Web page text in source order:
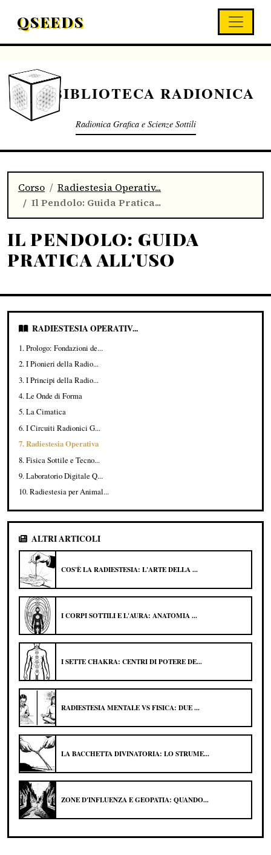
QSEEDS
BIBLIOTECA RADIONICA
Radionica Grafica e Scienze Sottili
Corso
Radiestesia Operativ...
Il Pendolo: Guida Pratica...
IL PENDOLO: GUIDA
PRATICA ALL'USO
RADIESTESIA OPERATIV...
1. Prologo: Fondazioni de...
2. I Pionieri della Radio...
3. I Principi della Radio...
4. Le Onde di Forma
5. La Cimatica
6. I Circuiti Radionici G...
7. Radiestesia Operativa
8. Fisica Sottile e Tecno...
9. Laboratorio Digitale Q...
10. Radiestesia per Animal...
ALTRI ARTICOLI
COS'È LA RADIESTESIA: L'ARTE DELLA ...
I CORPI SOTTILI E L'AURA: ANATOMIA ...
I SETTE CHAKRA: CENTRI DI POTERE DE...
RADIESTESIA MENTALE VS FISICA: DUE ...
LA BACCHETTA DIVINATORIA: LO STRUME...
ZONE D'INFLUENZA E GEOPATIA: QUANDO...